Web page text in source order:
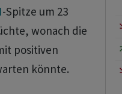
-Spitze um 23
wonach die
positiven
könnte.